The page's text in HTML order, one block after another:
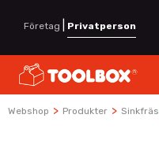
Företag Privatperson
Webshop > Produkter > Sinkfräs